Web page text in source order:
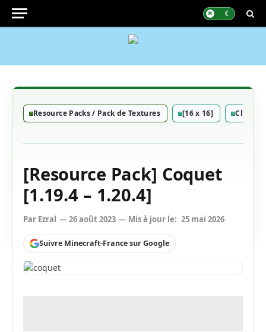
Resource Packs / Pack de Textures [16 x 16]
[Resource Pack] Coquet
[1.19.4 – 1.20.4]
Par Ezral 26 août 2023 Mis à jour le: 25 mai 2026
Suivre Minecraft-France sur Google